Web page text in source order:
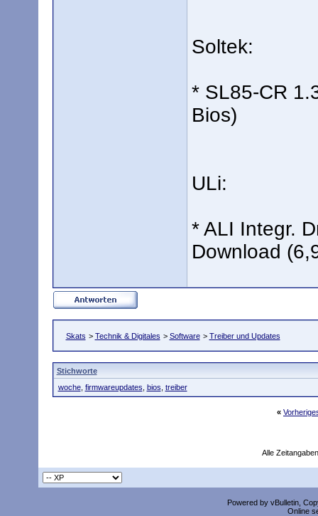
Soltek:
* SL85-CR
Bios)
ULi:
* ALI Integr.
Download
Skats > Technik & Digitales > Software > Treiber und Updates
Stichworte
woche, firmwareupdates bios treiber
«
Alle
Powered by vBulletin,
Online